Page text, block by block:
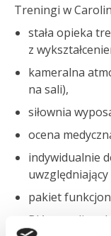
Treningi w
stała opieka
z
kameralna
na sali),
siłownia
ocena
indywidualnie
pakiet
BIA – analiza